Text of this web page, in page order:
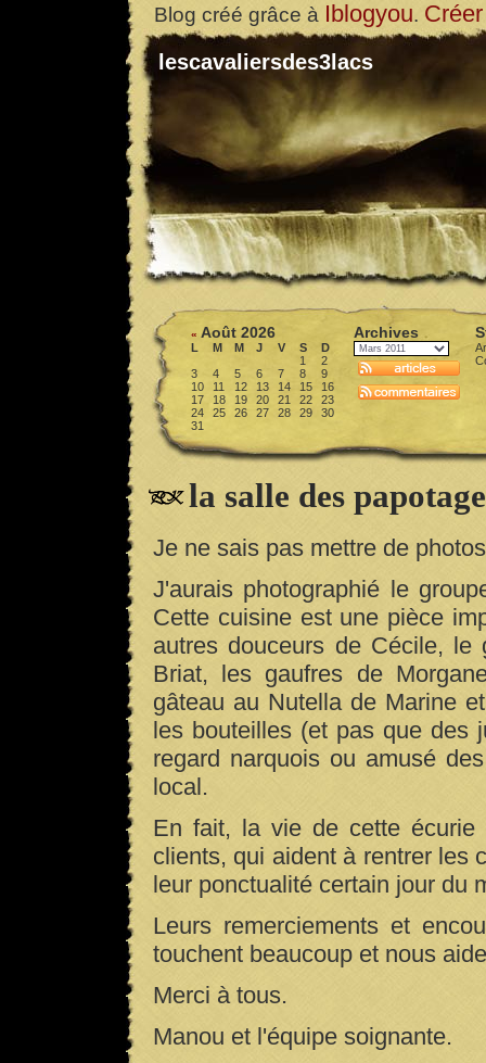
Blog créé grâce à Iblogyou.
lescavaliersdes3lacs
« Août 2026
L M M J V S
D
1
2
3
4 5 6 7 8
9
10
11 12 13 14 15
16
17
18 19 20 21 22
23
24
25 26 27 28 29
30
31
Archives
la salle des
Je ne sais pas mettre de
J'aurais photographié le
Cette cuisine est une pièce
autres douceurs de Cécile,
Briat, les gaufres de
gâteau au Nutella de Marine
les bouteilles (et pas que des
regard narquois ou amusé
local.
En fait, la vie de cette
clients, qui aident à rentrer les
leur ponctualité certain jour du
Leurs remerciements et
touchent beaucoup et nous
Merci à tous.
Manou et l'équipe soignante.